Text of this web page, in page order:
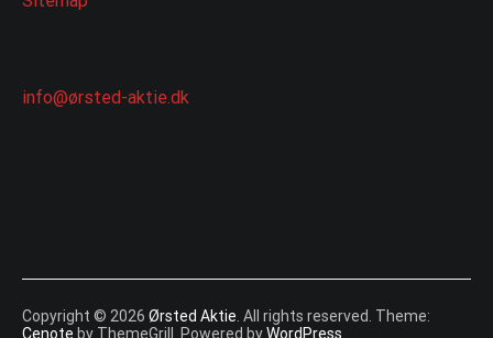
info@ørsted-aktie.dk
Copyright © 2026 Ørsted Aktie . All rights reserved. Theme:
Cenote by ThemeGrill. Powered byWordPress